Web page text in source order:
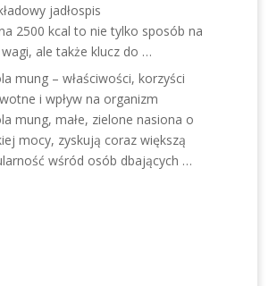
jadłospis
2500 kcal to nie tylko sposób na
ale także klucz do …
mung – właściwości, korzyści
i wpływ na organizm
mung, małe, zielone nasiona o
mocy, zyskują coraz większą
wśród osób dbających …